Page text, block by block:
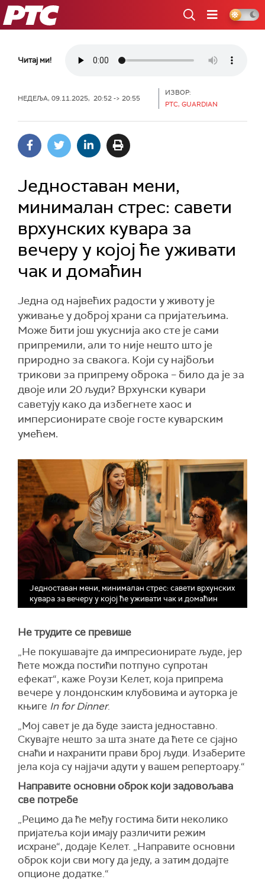
РТС
Читај ми!
НЕДЕЉА, 09.11.2025, 20:52 -> 20:55
ИЗВОР:
РТС, GUARDIAN
Једноставан мени,
минималан стрес: савети
врхунских кувара за
вечеру у којој ће уживати
чак и домаћин
Једна од највећих радости у животу је
уживање у доброј храни са пријатељима.
Може бити још укуснија ако сте је сами
припремили, али то није нешто што је
природно за свакога. Који су најбољи
трикови за припрему оброка – било да је за
двоје или 20 људи? Врхунски кувари
саветују како да избегнете хаос и
имперсионирате своје госте куварским
умећем.
Једноставан мени, минималан стрес: савети врхунских
кувара за вечеру у којој ће уживати чак и домаћин
Не трудите се превише
„Не покушавајте да импресионирате људе, јер
ћете можда постићи потпуно супротан
ефекат“, каже Роузи Келет, која припрема
вечере у лондонским клубовима и ауторка је
књиге In for Dinner.
„Мој савет је да буде заиста једноставно.
Скувајте нешто за шта знате да ћете се сјајно
снаћи и нахранити прави број људи. Изаберите
јела која су најјачи адути у вашем репертоару.“
Направите основни оброк који задовољава
све потребе
„Рецимо да ће међу гостима бити неколико
пријатеља који имају различити режим
исхране“, додаје Келет. „Направите основни
оброк који сви могу да једу, а затим додајте
опционе додатке.“